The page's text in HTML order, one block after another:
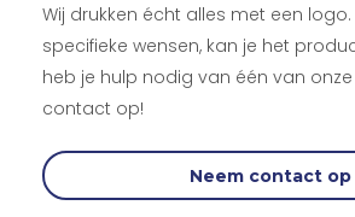
Wij drukken écht alles met een logo.
specifieke wensen, kan je het
heb je hulp nodig van één van
contact op!
Neem contact op